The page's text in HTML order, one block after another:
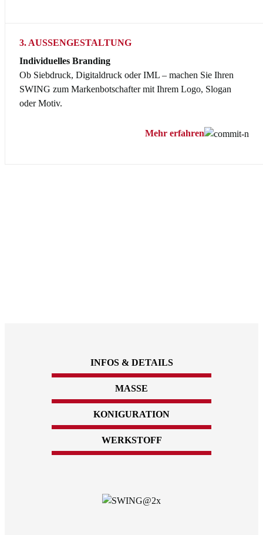
3. AUSSENGESTALTUNG
Individuelles Branding
Ob Siebdruck, Digitaldruck oder IML – machen Sie Ihren
SWING zum Markenbotschafter mit Ihrem Logo, Slogan
oder Motiv.
Mehr erfahren
INFOS & DETAILS
MASSE
KONIGURATION
WERKSTOFF